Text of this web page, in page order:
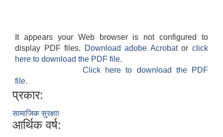
It appears your Web browser is not configured to
display PDF files.
Download adobe Acrobatorclick
here to download the PDF file.
Click here to download the PDF
file.
प्रकार:
सामाजिक सुरक्षाा
आर्थिक वर्ष: